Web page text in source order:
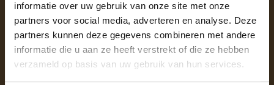
informatie over uw gebruik van onze site met onze
partners voor social media, adverteren en analyse. Deze
partners kunnen deze gegevens combineren met andere
informatie die u aan ze heeft verstrekt of die ze hebben
verzameld op basis van uw gebruik van hun services.